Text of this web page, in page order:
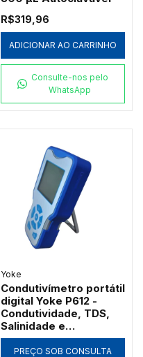
R$319,96
ADICIONAR AO CARRINHO
Consulte-nos pelo
WhatsApp
Yoke
Condutivímetro portátil
digital Yoke P612 -
Condutividade, TDS,
Salinidade e
Resistividade
PREÇO SOB CONSULTA